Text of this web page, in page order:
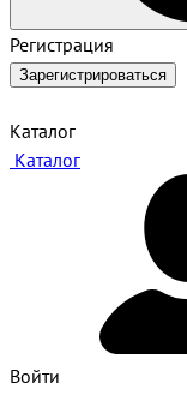
Регистрация
Зарегистрироваться
Каталог
Каталог
Войти